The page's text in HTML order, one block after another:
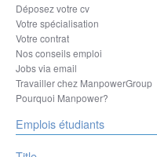
Déposez votre cv
Votre spécialisation
Votre contrat
Nos conseils emploi
Jobs via email
Travailler chez ManpowerGroup
Pourquoi Manpower?
Emplois étudiants